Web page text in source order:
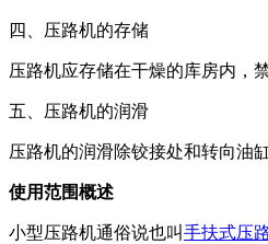
四、压路机的存储
压路机应存储在干燥的库房内，
五、压路机的润滑
压路机的润滑除铰接处和转向油
使用范围概述
小型压路机通俗说也叫手扶式压